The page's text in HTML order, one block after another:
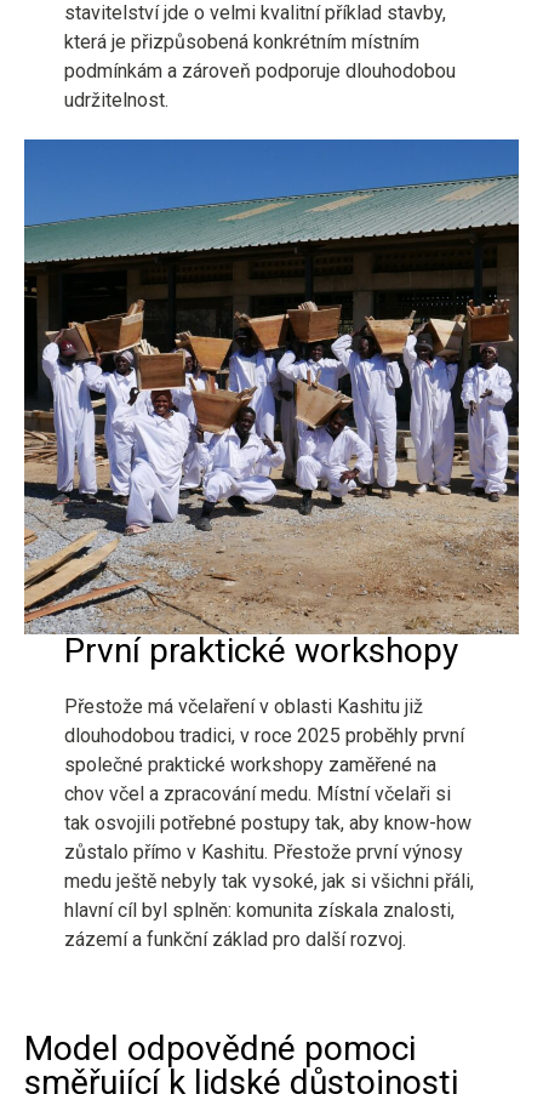
stavitelství jde o velmi kvalitní příklad stavby,
která je přizpůsobená konkrétním místním
podmínkám a zároveň podporuje dlouhodobou
udržitelnost.
První praktické workshopy
Přestože má včelaření v oblasti Kashitu již
dlouhodobou tradici, v roce 2025 proběhly první
společné praktické workshopy zaměřené na
chov včel a zpracování medu. Místní včelaři si
tak osvojili potřebné postupy tak, aby know-how
zůstalo přímo v Kashitu. Přestože první výnosy
medu ještě nebyly tak vysoké, jak si všichni přáli,
hlavní cíl byl splněn: komunita získala znalosti,
zázemí a funkční základ pro další rozvoj.
Model odpovědné pomoci
směřující k lidské důstojnosti